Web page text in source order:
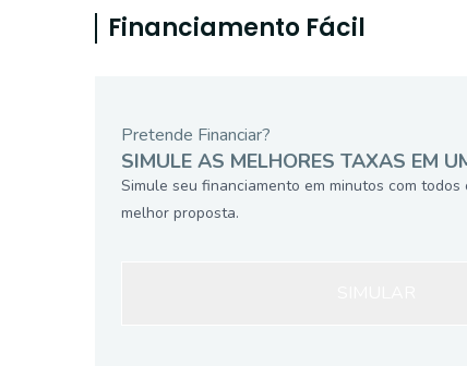
Financiamento Fácil
Pretende Financiar?
SIMULE AS MELHORES TAXAS EM
Simule seu financiamento em minutos com todos
melhor proposta.